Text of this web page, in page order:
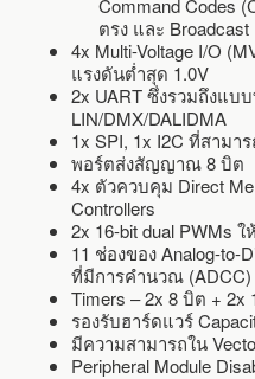
Command Codes
ตรง และ Broadcast
4x Multi-Voltage I/O
แรงดันต่ำสุด 1.0V
2x UART ซึ่งรวมถึงแบ
LIN/DMX/DALIDMA
1x SPI, 1x I2C ที่สามา
พอร์ตส่งสัญญาณ 8 บิต
4x ตัวควบคุม Direct
Controllers
2x 16-bit dual PWMs
11 ช่องของ Analog-to-
ที่มีการคำนวณ (ADCC)
Timers – 2x 8 บิต + 2x
รองรับฮาร์ดแวร์
มีความสามารถใน
Peripheral Module